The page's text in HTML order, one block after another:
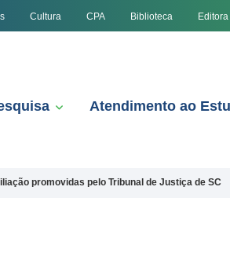
Cultura CPA Biblioteca Editora
Atendimento ao
promovidas pelo Tribunal de Justiça de SC